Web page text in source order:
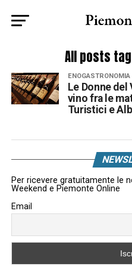
All posts
ENOGASTRONOMIA
Le Donne
vino fra le
Turistici e
Per ricevere gratuitamente le
Weekend e Piemonte Online
Email